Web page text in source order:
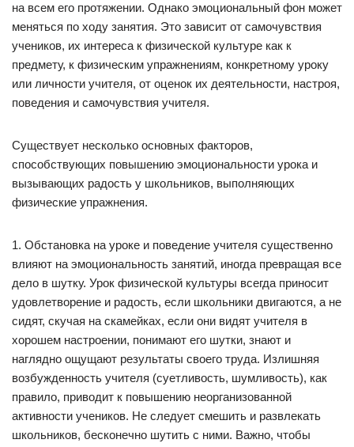
на всем его протяжении. Однако эмоциональный фон может
меняться по ходу занятия. Это зависит от самочувствия
учеников, их интереса к физической культуре как к
предмету, к физическим упражнениям, конкретному уроку
или личности учителя, от оценок их деятельности, настроя,
поведения и самочувствия учителя.
Существует несколько основных факторов,
способствующих повышению эмоциональности урока и
вызывающих радость у школьников, выполняющих
физические упражнения.
1. Обстановка на уроке и поведение учителя существенно
влияют на эмоциональность занятий, иногда превращая все
дело в шутку. Урок физической культуры всегда приносит
удовлетворение и радость, если школьники двигаются, а не
сидят, скучая на скамейках, если они видят учителя в
хорошем настроении, понимают его шутки, знают и
наглядно ощущают результаты своего труда. Излишняя
возбужденность учителя (суетливость, шумливость), как
правило, приводит к повышению неорганизованной
активности учеников. Не следует смешить и развлекать
школьников, бесконечно шутить с ними. Важно, чтобы